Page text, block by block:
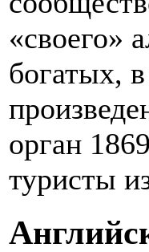
«своего»
богатых,
орган
туристы